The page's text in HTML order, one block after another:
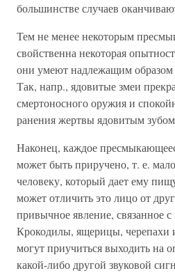
большинстве случаев
Тем не менее некоторым
свойственна некоторая
они умеют надлежащим образом
Так, напр., ядовитые змеи
смертоносного оружия и
ранения жертвы ядовитым
Наконец, каждое
может быть приручено, т. е.
человеку, который дает ему
может отличить это лицо от
привычное явление, связанное
Крокодилы, ящерицы, черепахи
могут приучиться выходить на
какой-либо другой звуковой